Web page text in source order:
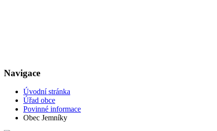
Navigace
Úvodní stránka
Úřad obce
Povinné informace
Obec Jemníky